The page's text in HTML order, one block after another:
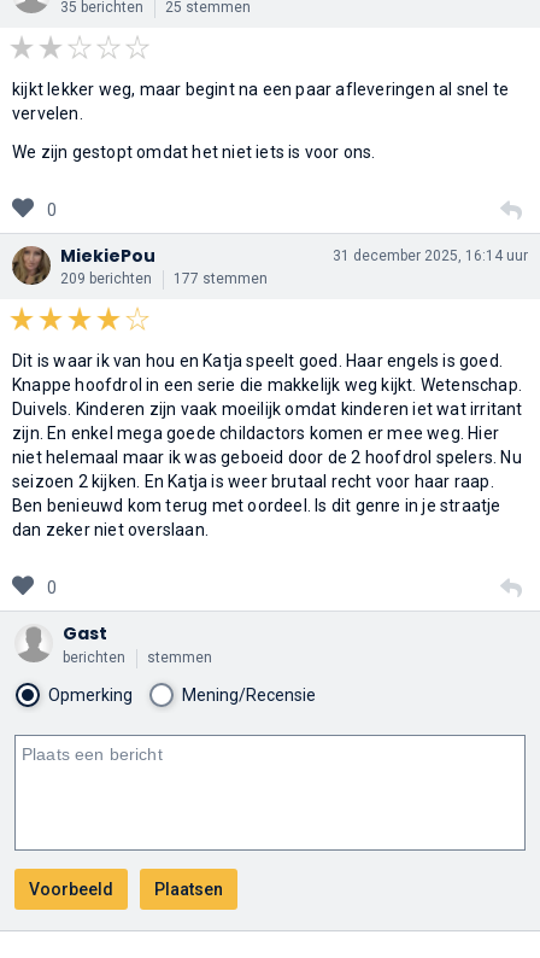
35 berichten 25 stemmen
kijkt lekker weg, maar begint na een paar afleveringen al snel te
vervelen.
We zijn gestopt omdat het niet iets is voor ons.
0
MiekiePou
209 berichten 177 stemmen
31 december 2025, 16:14 uur
Dit is waar ik van hou en Katja speelt goed. Haar engels is goed.
Knappe hoofdrol in een serie die makkelijk weg kijkt. Wetenschap.
Duivels. Kinderen zijn vaak moeilijk omdat kinderen iet wat irritant
zijn. En enkel mega goede childactors komen er mee weg. Hier
niet helemaal maar ik was geboeid door de 2 hoofdrol spelers. Nu
seizoen 2 kijken. En Katja is weer brutaal recht voor haar raap.
Ben benieuwd kom terug met oordeel. Is dit genre in je straatje
dan zeker niet overslaan.
0
Gast
berichten stemmen
Opmerking Mening/Recensie